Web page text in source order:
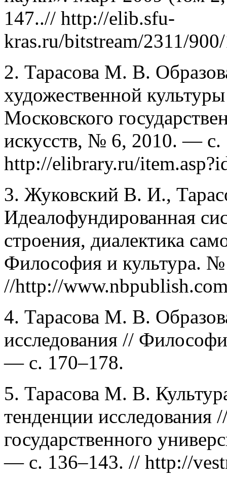
147..// http://elib.sfu-
kras.ru/bitstream/2311/
2. Тарасова М. В.
художественной
Московского
искусств, № 6, 2010. — с.
http://elibrary.ru/
3. Жуковский В. И.,
Идеалофундированная
строения, диалектика
Философия и культура.
//http://
4. Тарасова М. В.
исследования //
— с. 170–178.
5. Тарасова М. В.
тенденции исследования
государственного
— с. 136–143. // http://